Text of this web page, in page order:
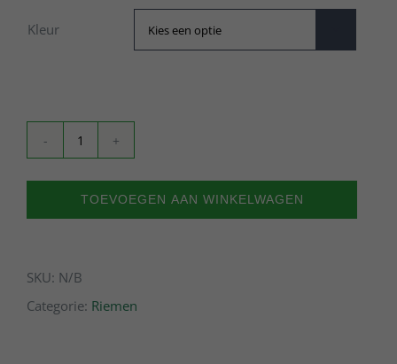
Kleur
aantal
TOEVOEGEN AAN WINKELWAGEN
SKU: N/B
Categorie: Riemen